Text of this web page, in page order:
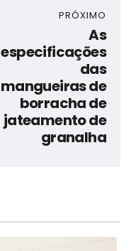
PRÓXIMO
As
especificações
das
mangueiras de
borracha de
jateamento de
granalha